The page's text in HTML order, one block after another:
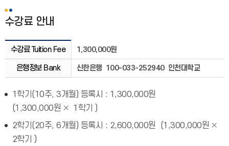
수강료 안내
수강료 Tuition Fee 1,300,000원
은행정보 Bank 신한은행 100-033-252940 인천대학교
1학기(10주, 3개월) 등록시 : 1,300,000원
(1,300,000원 🞨 1학기 )
2학기(20주, 6개월) 등록시 : 2,600,000원 (1,300,000원 🞨
2학기 )